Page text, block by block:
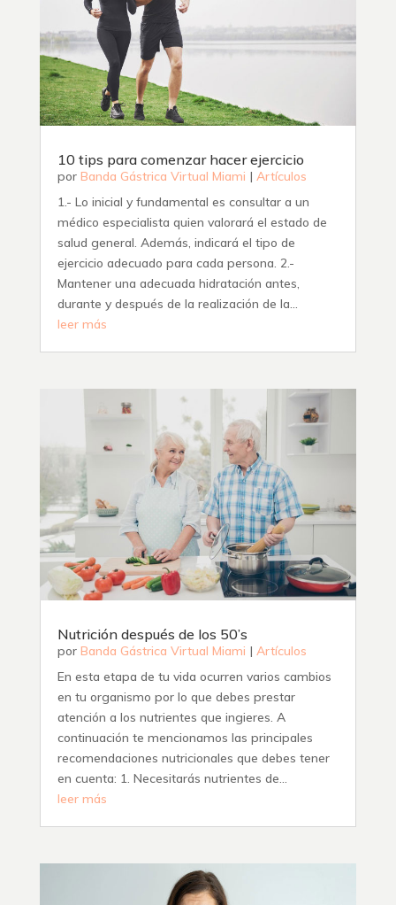
10 tips para comenzar hacer ejercicio
por Banda Gástrica Virtual Miami | Artículos
1.- Lo inicial y fundamental es consultar a un
médico especialista quien valorará el estado de
salud general. Además, indicará el tipo de
ejercicio adecuado para cada persona. 2.-
Mantener una adecuada hidratación antes,
durante y después de la realización de la...
leer más
Nutrición después de los 50’s
por Banda Gástrica Virtual Miami | Artículos
En esta etapa de tu vida ocurren varios cambios
en tu organismo por lo que debes prestar
atención a los nutrientes que ingieres. A
continuación te mencionamos las principales
recomendaciones nutricionales que debes tener
en cuenta: 1. Necesitarás nutrientes de...
leer más